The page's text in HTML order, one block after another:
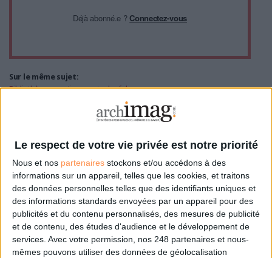
Le respect de votre vie privée est notre priorité
Nous et nos partenaires stockons et/ou accédons à des
informations sur un appareil, telles que les cookies, et traitons
des données personnelles telles que des identifiants uniques et
des informations standards envoyées par un appareil pour des
publicités et du contenu personnalisés, des mesures de publicité
et de contenu, des études d'audience et le développement de
services. Avec votre permission, nos 248 partenaires et nous-
mêmes pouvons utiliser des données de géolocalisation
Déjà abonné.e ?Connectez-vous
Sur le même sujet:
Bibliothèques : actions contre les fake news
0 Commentaire
Désinformation
Étude
Presse
Médias
Infobésité
Connectez-vousou inscrivez-vouspour publier un commentaire